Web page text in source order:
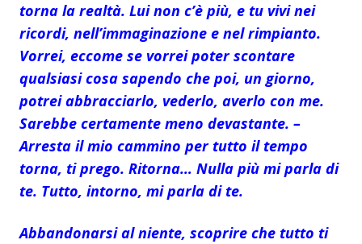
torna la realtà. Lui non c’è più, e tu vivi nei
ricordi, nell’immaginazione e nel rimpianto.
Vorrei, eccome se vorrei poter scontare
qualsiasi cosa sapendo che poi, un giorno,
potrei abbracciarlo, vederlo, averlo con me.
Sarebbe certamente meno devastante. –
Arresta il mio cammino per tutto il tempo
torna, ti prego. Ritorna… Nulla più mi parla di
te. Tutto, intorno, mi parla di te.
Abbandonarsi al niente, scoprire che tutto ti